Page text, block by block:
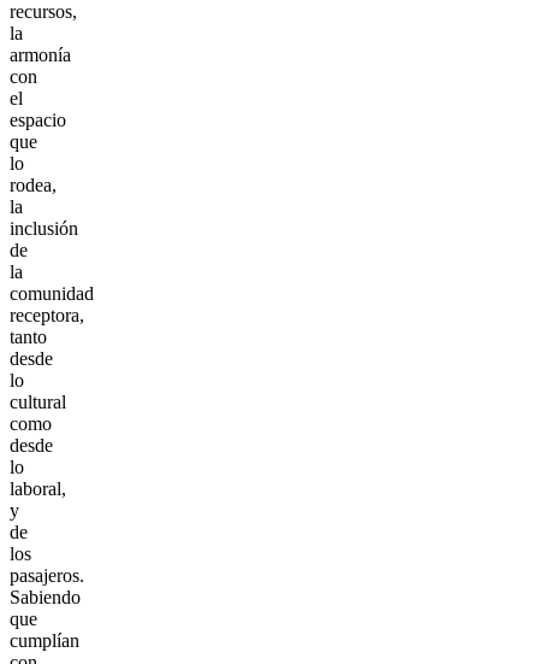
recursos,
la
armonía
con
el
espacio
que
lo
rodea,
la
inclusión
de
la
comunidad
receptora,
tanto
desde
lo
cultural
como
desde
lo
laboral,
y
de
los
pasajeros.
Sabiendo
que
cumplían